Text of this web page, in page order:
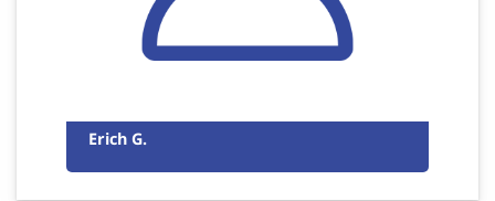
Erich G.